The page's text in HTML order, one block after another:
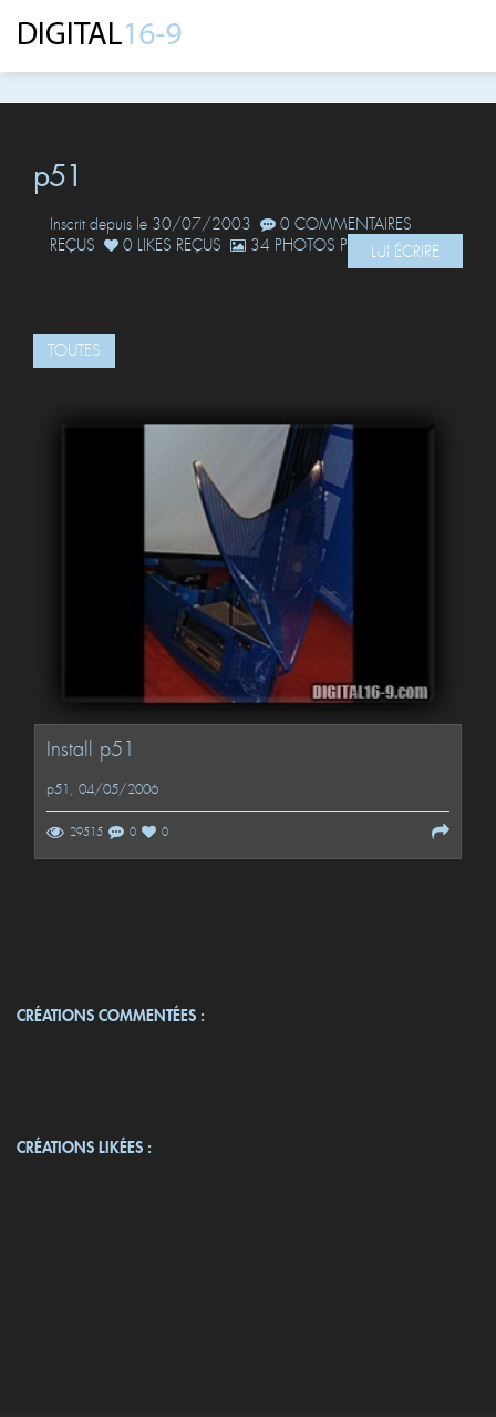
p51
Inscrit depuis le 30/07/2003
0 COMMENTAIRES
REÇUS
0 LIKES REÇUS 34 PHOTOS POSTÉESLUI ÉCRIRE
TOUTES
Install p51
p51, 04/05/2006
29515 0 0
CRÉATIONS COMMENTÉES :
CRÉATIONS LIKÉES :